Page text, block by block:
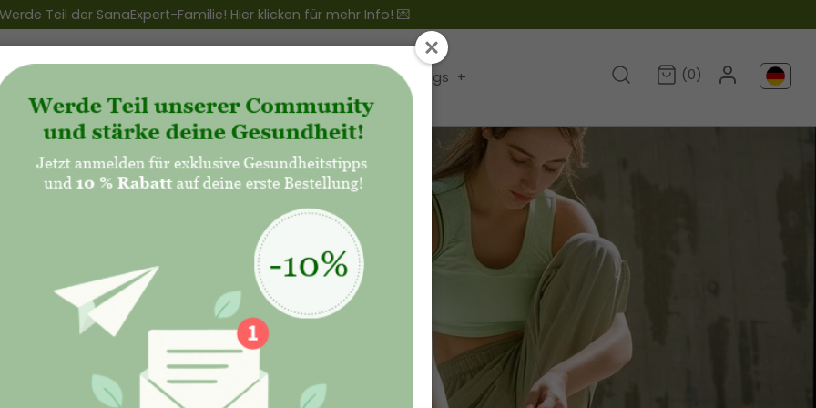
Werde Teil der SanaExpert-Familie! Hier klicken für mehr Info! 💌
Club Blogs + (0)
Gesundheit